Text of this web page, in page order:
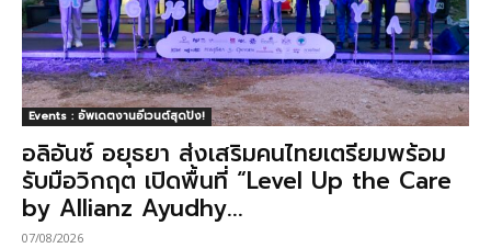
Events : อัพเดตงานอีเวนต์สุดปัง!
อลิอันซ์ อยุธยา ส่งเสริมคนไทยเตรียมพร้อม
รับมือวิกฤต เปิดพื้นที่ “Level Up the Care
by Allianz Ayudhy...
07/08/2026